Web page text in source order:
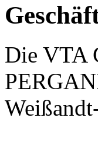
Die VTA